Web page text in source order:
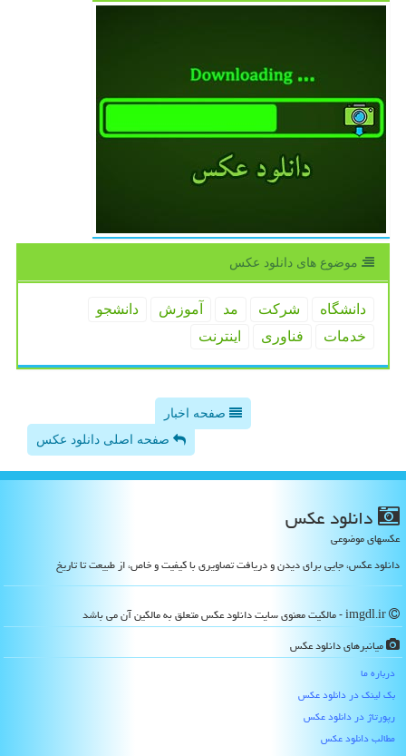
موضوع های دانلود عكس
دانشگاه شركت مد آموزش
دانشجو
خدمات
فناوری اینترنت
صفحه اخبار
صفحه اصلی دانلود عکس
دانلود عكس
عکسهای موضوعی
دانلود عکس، جایی برای دیدن و دریافت تصاویری با کیفیت و خاص، از طبیعت تا تاریخ
میانبرهای دانلود عكس
درباره ما
بک لینک در دانلود عكس
رپورتاژ در دانلود عكس
مطالب دانلود عكس